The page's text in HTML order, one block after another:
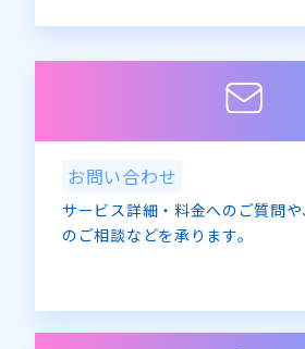
お問い合わせ
サービス詳細・料金へのご質問
のご相談などを承ります。